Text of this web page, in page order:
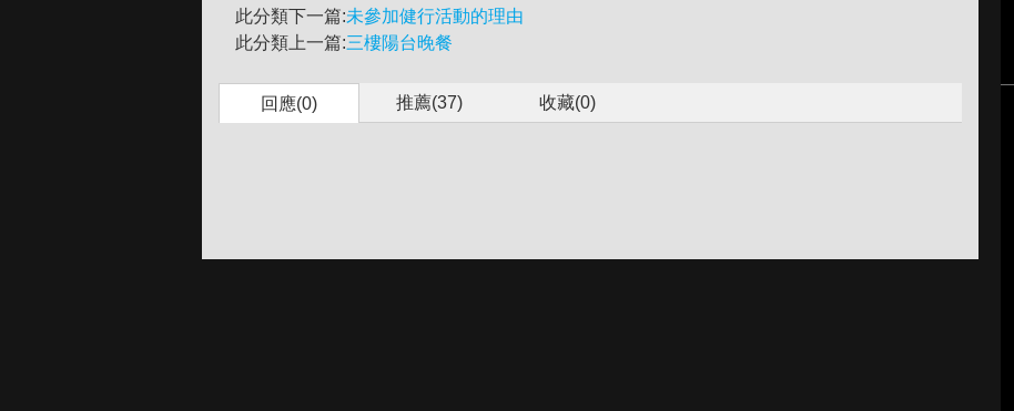
此分類下一篇:未參加健行活動的理由
此分類上一篇:三樓陽台晚餐
回應(0) 推薦(37) 收藏(0)